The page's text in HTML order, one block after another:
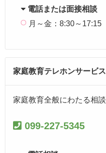
電話または面接相談
月～金：8:30～17:15
家庭教育テレホンサービス
家庭教育全般にわたる相談
099-227-5345